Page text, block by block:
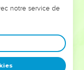
et responsables
que leurs erreurs
un ministère, une
est faite
notre service de